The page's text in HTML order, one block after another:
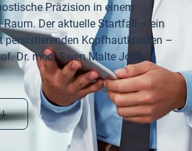
Präzision in einem
Der aktuelle Startfall – ein
persistierenden Kopfhautkrusten –
Dr. med. Swen Malte John